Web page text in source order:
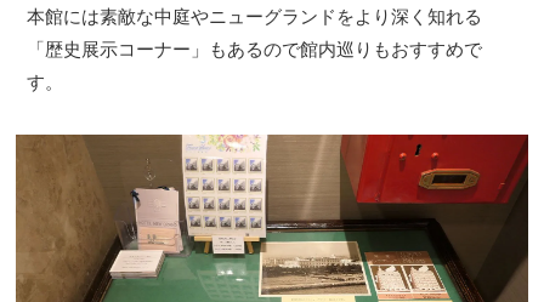
本館には素敵な中庭やニューグランドをより深く知れる
「歴史展示コーナー」もあるので館内巡りもおすすめで
す。